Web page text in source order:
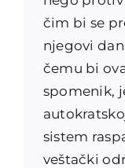
čim bi se
njegovi
čemu bi
spomenik,
sistem
veštački